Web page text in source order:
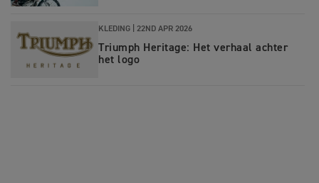
KLEDING | 22ND APR 2026
Triumph Heritage: Het verhaal achter
het logo